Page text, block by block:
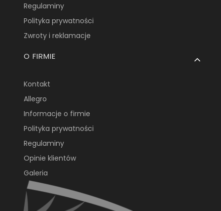
Regulaminy
Polityka prywatności
Zwroty i reklamacje
O FIRMIE
Kontakt
Allegro
Informacje o firmie
Polityka prywatności
Regulaminy
Opinie klientów
Galeria